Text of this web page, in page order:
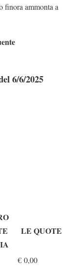
finora ammonta a
6/6/2025
LE QUOTE
€ 0,00